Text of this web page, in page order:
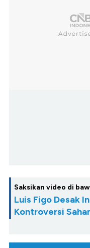
Saksikan video di
Luis Figo Desak
Kontroversi